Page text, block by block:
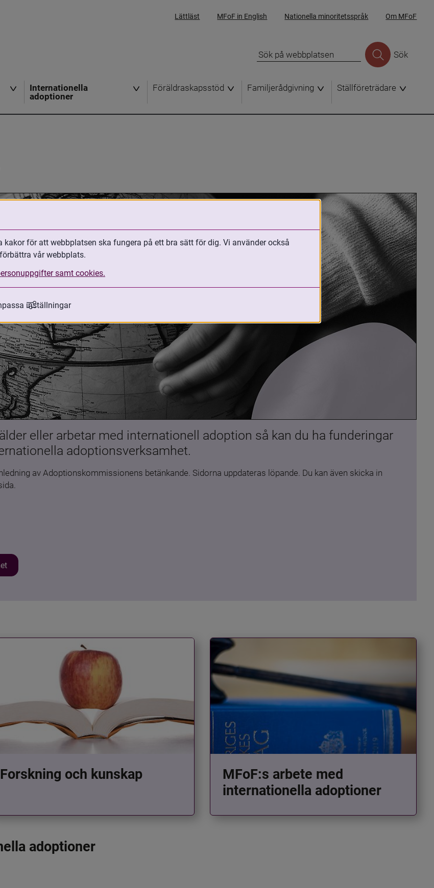
Lättläst MFoF in English Nationella minoritetsspråk Om MFoF
Sök
Internationella
adoptioner
Föräldraskapsstöd Familjerådgivning Ställföreträdare
eller arbetar med internationell adoption så kan du ha funderingar
adoptionsverksamhet.
av Adoptionskommissionens betänkande. Sidorna uppdateras löpande. Du kan även skicka in
Forskning och kunskap
MFoF:s arbete med
internationella adoptioner
adoptioner
för att webbplatsen ska fungera på ett bra sätt för dig. Vi använder också
vår webbplats.
samt cookies.
inställningar